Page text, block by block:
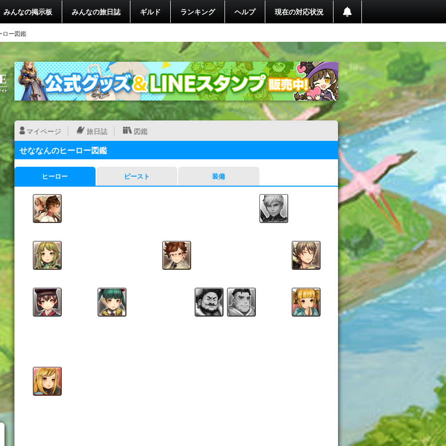
みんなの掲示板 みんなの旅日誌 ギルド ランキング ヘルプ 現在の対応状況
ロー図鑑
マイページ 旅日誌 図鑑
せななんのヒーロー図鑑
ヒーロー ビースト 装備